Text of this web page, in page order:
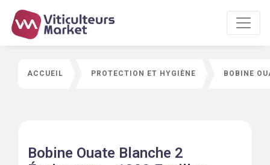
ACCUEIL PROTECTION ET HYGIÈNE BOBINE
Bobine Ouate Blanche 2